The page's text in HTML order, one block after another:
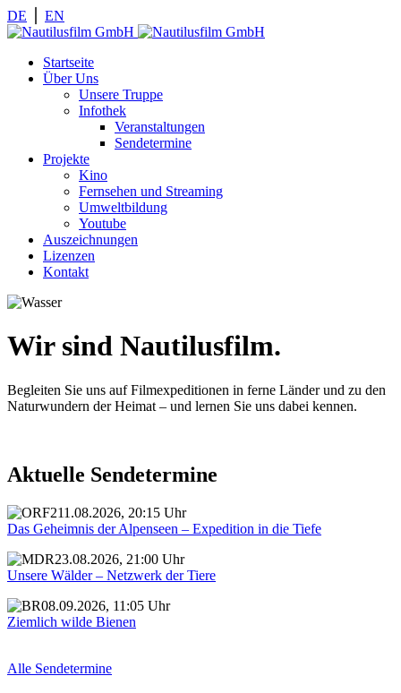
DE EN
Startseite
Über Uns
Unsere Truppe
Infothek
Veranstaltungen
Sendetermine
Projekte
Kino
Fernsehen und Streaming
Umweltbildung
Youtube
Auszeichnungen
Lizenzen
Kontakt
Wir sind Nautilusfilm.
Begleiten Sie uns auf Filmexpeditionen in ferne Länder und zu den
Naturwundern der Heimat – und lernen Sie uns dabei kennen.
Aktuelle Sendetermine
11.08.2026, 20:15 Uhr
Das Geheimnis der Alpenseen – Expedition in die Tiefe
23.08.2026, 21:00 Uhr
Unsere Wälder – Netzwerk der Tiere
08.09.2026, 11:05 Uhr
Ziemlich wilde Bienen
Alle Sendetermine